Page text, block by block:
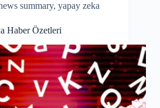
summary, yapay zeka
Haber Özetleri